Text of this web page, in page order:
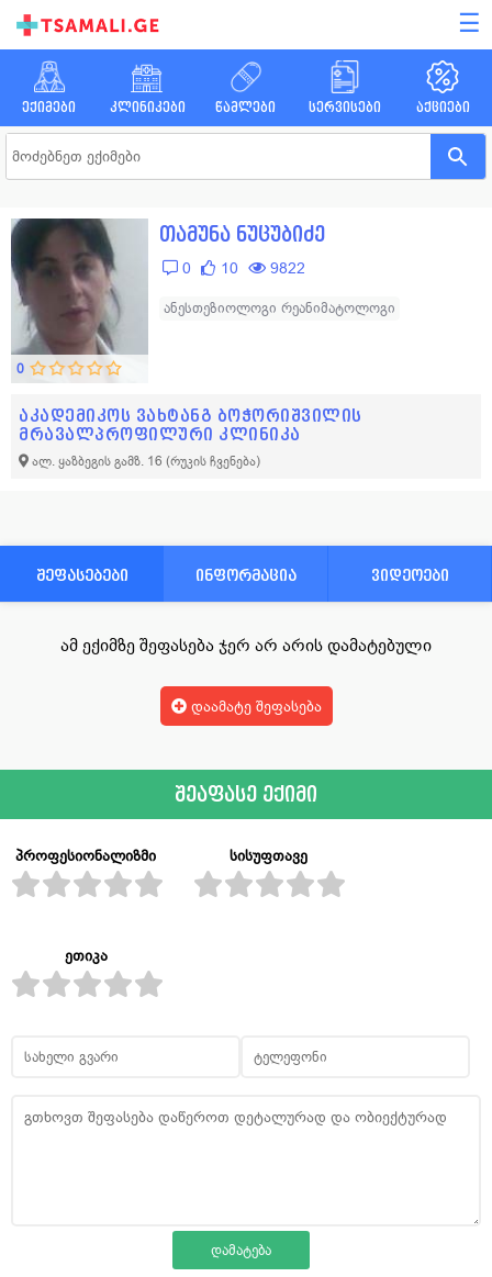
☰
ექიმები კლინიკები წამლები სერვისები აქციები
0
თამუნა ნუცუბიძე
0 10 9822
ანესთეზიოლოგი რეანიმატოლოგი
აკადემიკოს ვახტანგ ბოჭორიშვილის
მრავალპროფილური კლინიკა
ალ. ყაზბეგის გამზ. 16 (რუკის ჩვენება)
შეფასებები ინფორმაცია ვიდეოები
ამ ექიმზე შეფასება ჯერ არ არის დამატებული
დაამატე შეფასება
შეაფასე ექიმი
პროფესიონალიზმი სისუფთავე
ეთიკა